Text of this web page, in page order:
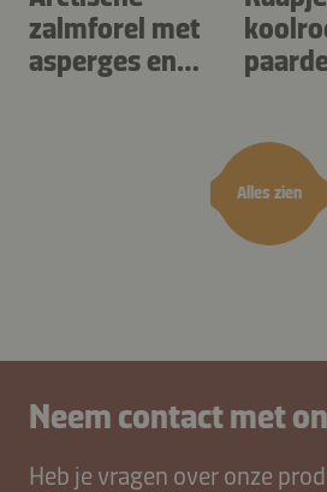
Alles zien
zalmforel met
asperges en
Neem contact met
Heb je vragen over onze